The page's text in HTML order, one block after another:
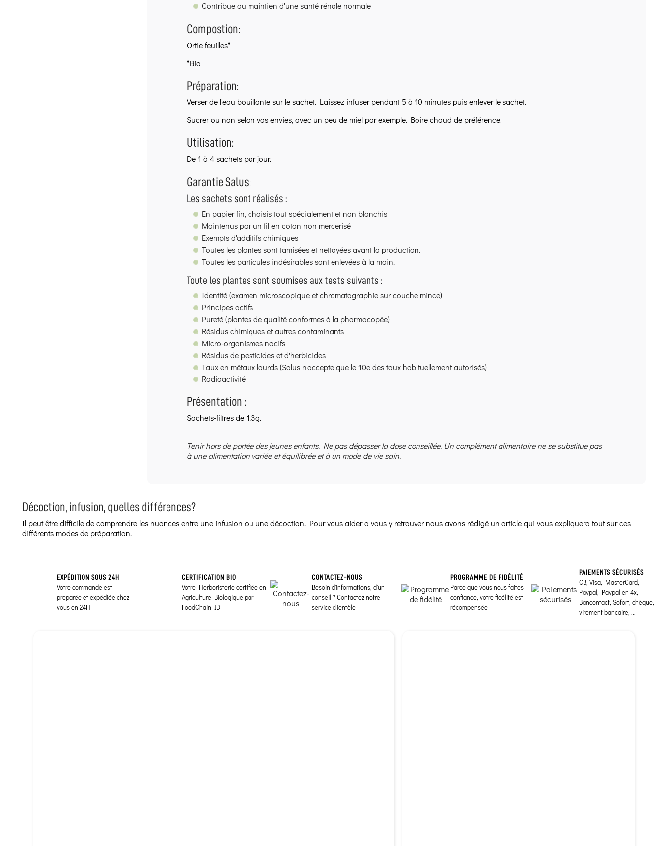
Contribue au maintien d'une santé rénale normale
Compostion:
Ortie feuilles*
*Bio
Préparation:
Verser de l'eau bouillante sur le sachet. Laissez infuser pendant 5 à 10 minutes puis enlever le sachet.
Sucrer ou non selon vos envies, avec un peu de miel par exemple. Boire chaud de préférence.
Utilisation:
De 1 à 4 sachets par jour.
Garantie Salus:
Les sachets sont réalisés :
En papier fin, choisis tout spécialement et non blanchis
Maintenus par un fil en coton non mercerisé
Exempts d'additifs chimiques
Toutes les plantes sont tamisées et nettoyées avant la production.
Toutes les particules indésirables sont enlevées à la main.
Toute les plantes sont soumises aux tests suivants :
Identité (examen microscopique et chromatographie sur couche mince)
Principes actifs
Pureté (plantes de qualité conformes à la pharmacopée)
Résidus chimiques et autres contaminants
Micro-organismes nocifs
Résidus de pesticides et d'herbicides
Taux en métaux lourds (Salus n'accepte que le 10e des taux habituellement autorisés)
Radioactivité
Présentation :
Sachets-filtres de 1.3g.
Tenir hors de portée des jeunes enfants. Ne pas dépasser la dose conseillée. Un complément alimentaire ne se substitue pas
à une alimentation variée et équilibrée et à un mode de vie sain.
Décoction, infusion, quelles différences?
Il peut être difficile de comprendre les nuances entre une infusion ou une décoction. Pour vous aider a vous y retrouver nous avons rédigé un article qui vous expliquera tout sur ces
différents modes de préparation.
EXPÉDITION SOUS 24H
Votre commande est
preparée et expédiée chez
vous en 24H
CERTIFICATION BIO
Votre Herboristerie certifiée en
Agriculture Biologique par
FoodChain ID
CONTACTEZ-NOUS
Besoin d'informations, d'un
conseil ? Contactez notre
service clientèle
PROGRAMME DE FIDÉLITÉ
Parce que vous nous faites
confiance, votre fidélité est
récompensée
PAIEMENTS SÉCURISÉS
CB, Visa, MasterCard,
Paypal, Paypal en 4x,
Bancontact, Sofort, chèque,
virement bancaire, ...